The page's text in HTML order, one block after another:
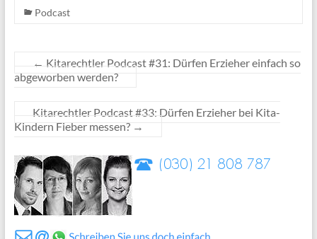
Podcast
← Kitarechtler Podcast #31: Dürfen Erzieher einfach so
abgeworben werden?
Kitarechtler Podcast #33: Dürfen Erzieher bei Kita-
Kindern Fieber messen? →